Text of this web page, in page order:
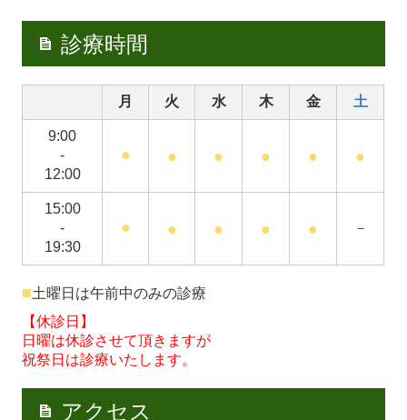
診療時間
月 火 水 木 金 土
9:00
-
12:00
● ● ● ● ● ●
15:00
-
19:30
● ● ● ● ● －
■土曜日は午前中のみの診療
【休診日】
日曜は休診させて頂きますが
祝祭日は診療いたします。
アクセス